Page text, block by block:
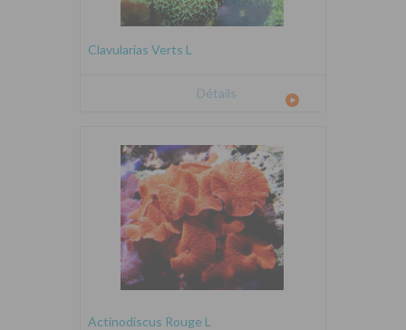
Clavularias Verts L
Détails
Actinodiscus Rouge L